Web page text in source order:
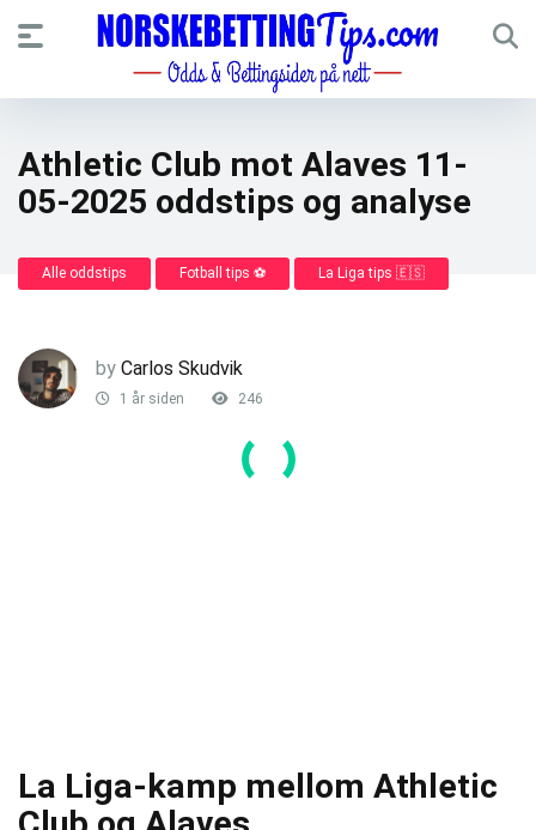
Athletic Club mot Alaves 11-
05-2025 oddstips og analyse
Alle oddstips Fotball tips ⚽ La Liga tips 🇪🇸
by Carlos Skudvik
1 år siden 246
La Liga-kamp mellom Athletic